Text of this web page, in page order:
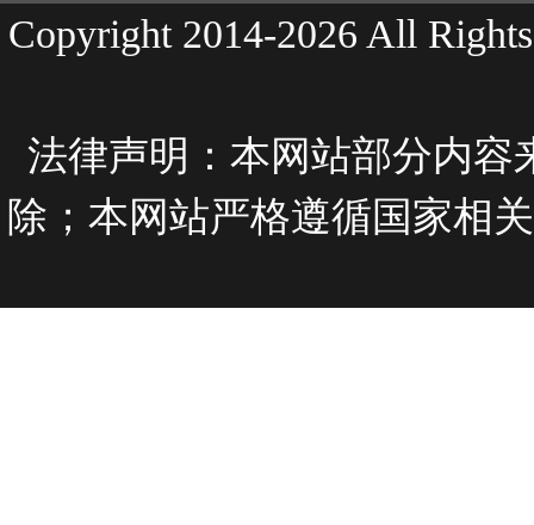
Copyright 2014-2026 All
法律声明：本网站部分内容
除；本网站严格遵循国家相